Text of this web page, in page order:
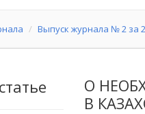
Выпуск журнала № 2 за
О
В